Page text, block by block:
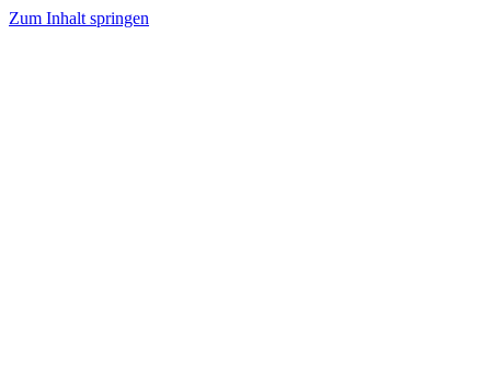
Zum Inhalt springen